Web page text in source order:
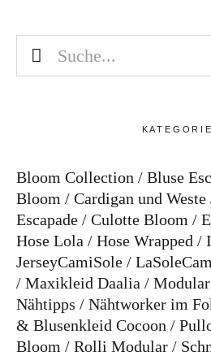
Bloom Collection Bluse
Bloom
Cardigan und
Escapade
Culotte Bloom
Hose Lola
Hose Wrapped
JerseyCamiSole
Maxikleid Daalia
Nähtipps
Nähtworker im
& Blusenkleid Cocoon
Bloom
Rolli Modular